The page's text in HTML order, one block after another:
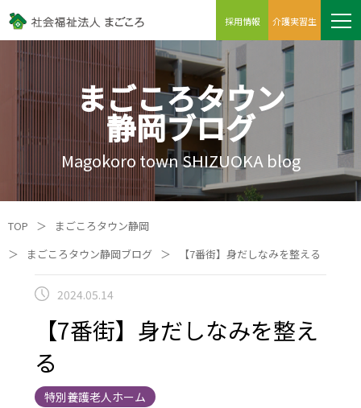
採用情報 介護実習生
まごころタウン
静岡ブログ
Magokoro town SHIZUOKA blog
TOP ＞
まごころタウン静岡
＞
まごころタウン静岡ブログ ＞ 【7番街】身だしなみを整える
2024.05.14
【7番街】身だしなみを整え
る
特別養護老人ホーム